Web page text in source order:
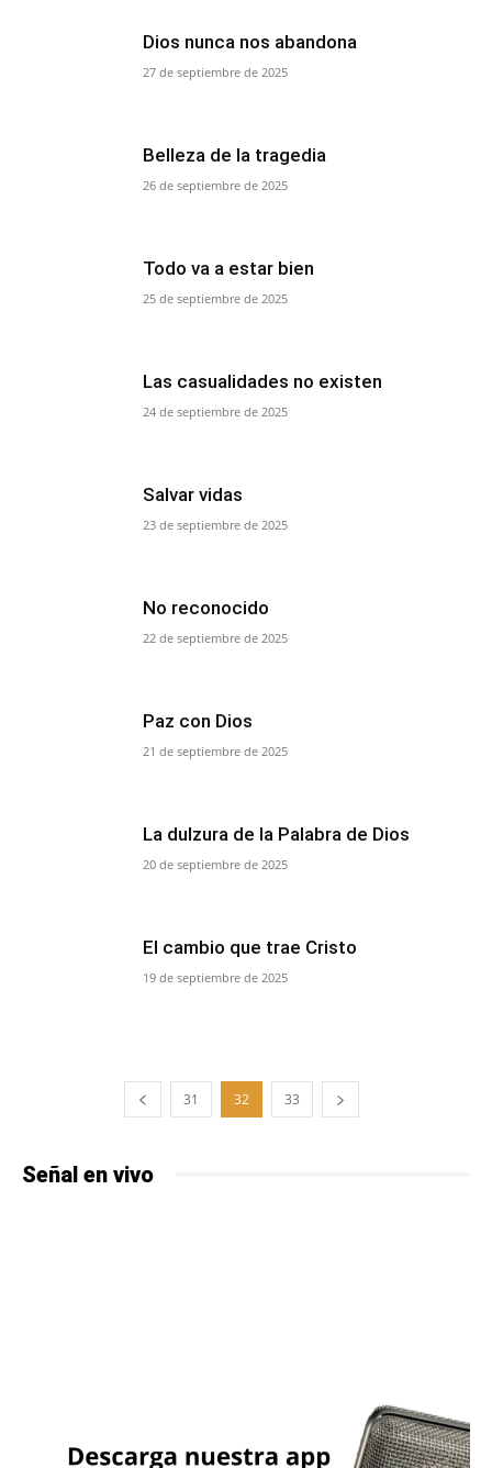
Dios nunca nos abandona
27 de septiembre de 2025
Belleza de la tragedia
26 de septiembre de 2025
Todo va a estar bien
25 de septiembre de 2025
Las casualidades no existen
24 de septiembre de 2025
Salvar vidas
23 de septiembre de 2025
No reconocido
22 de septiembre de 2025
Paz con Dios
21 de septiembre de 2025
La dulzura de la Palabra de Dios
20 de septiembre de 2025
El cambio que trae Cristo
19 de septiembre de 2025
31 32 33
Señal en vivo